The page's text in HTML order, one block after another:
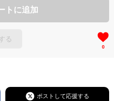
トに追加
る
0
ポストして応援する